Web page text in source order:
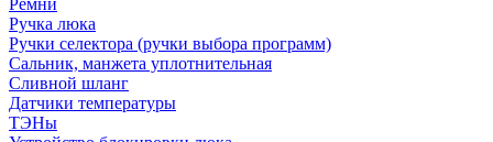
Ремни
Ручка люка
Ручки селектора (ручки выбора программ)
Сальник, манжета уплотнительная
Сливной шланг
Датчики температуры
ТЭНы